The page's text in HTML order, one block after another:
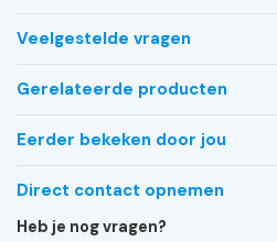
Veelgestelde vragen
Gerelateerde producten
Eerder bekeken door jou
Direct contact opnemen
Heb je nog vragen?